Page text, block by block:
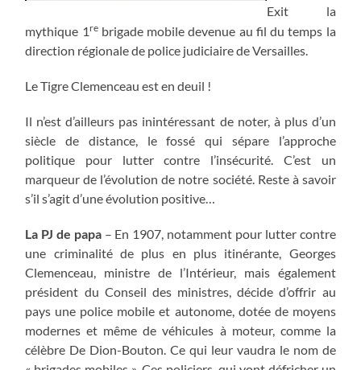
Exit la
mythique 1rebrigade mobile devenue au fil du temps la
direction régionale de police judiciaire de Versailles.
Le Tigre Clemenceau est en deuil !
Il n’est d’ailleurs pas inintéressant de noter, à plus d’un
siècle de distance, le fossé qui sépare l’approche
politique pour lutter contre l’insécurité. C’est un
marqueur de l’évolution de notre société. Reste à savoir
s’il s’agit d’une évolution positive…
La PJ de papa– En 1907, notamment pour lutter contre
une criminalité de plus en plus itinérante, Georges
Clemenceau, ministre de l’Intérieur, mais également
président du Conseil des ministres, décide d’offrir au
pays une police mobile et autonome, dotée de moyens
modernes et même de véhicules à moteur, comme la
célèbre De Dion-Bouton. Ce qui leur vaudra le nom de